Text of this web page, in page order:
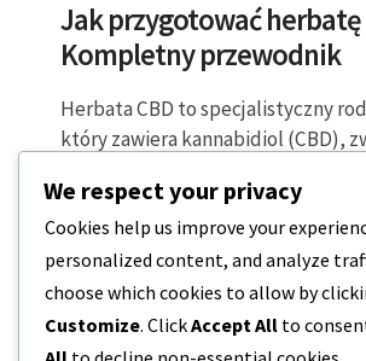
Jak przygotować herbatę
Kompletny przewodnik
Herbata CBD to specjalistyczny
który zawiera kannabidiol (CBD),
przygotować na…
5 MINUTY CZYTANIA 2023-12-17
We respect your privacy
Cookies help us improve your
personalized content, and analyze
choose which cookies to allow by
Customize. ClickAccept All to